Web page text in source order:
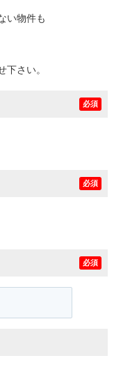
い物件も
さい。
必須
必須
必須